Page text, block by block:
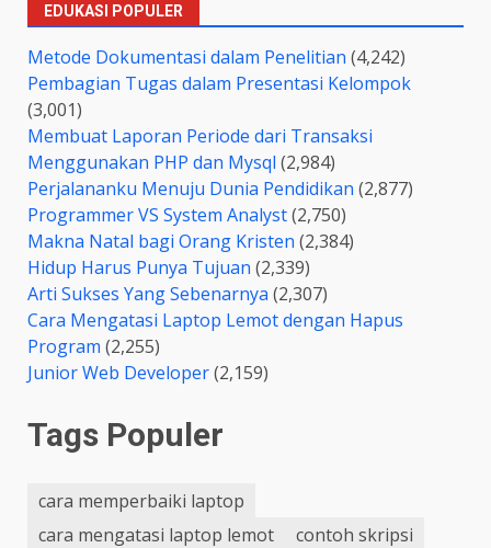
EDUKASI POPULER
Metode Dokumentasi dalam Penelitian (4,242)
Pembagian Tugas dalam Presentasi Kelompok
(3,001)
Membuat Laporan Periode dari Transaksi
Menggunakan PHP dan Mysql (2,984)
Perjalananku Menuju Dunia Pendidikan (2,877)
Programmer VS System Analyst(2,750)
Makna Natal bagi Orang Kristen (2,384)
Hidup Harus Punya Tujuan (2,339)
Arti Sukses Yang Sebenarnya (2,307)
Cara Mengatasi Laptop Lemot dengan Hapus
Program (2,255)
Junior Web Developer(2,159)
Tags Populer
cara memperbaiki laptop
cara mengatasi laptop lemot
contoh skripsi